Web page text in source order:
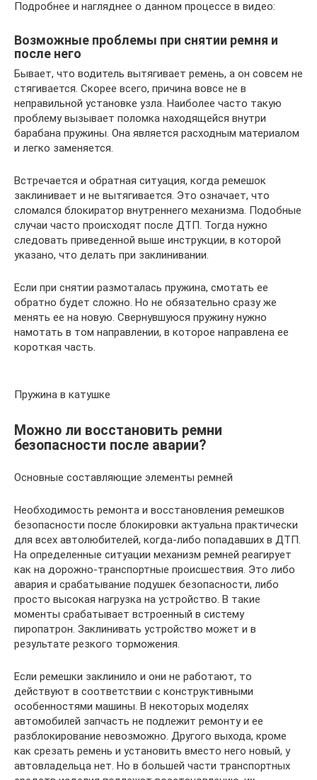
Подробнее и нагляднее о данном процессе в видео:
Возможные проблемы при снятии ремня и
после него
Бывает, что водитель вытягивает ремень, а он совсем не
стягивается. Скорее всего, причина вовсе не в
неправильной установке узла. Наиболее часто такую
проблему вызывает поломка находящейся внутри
барабана пружины. Она является расходным материалом
и легко заменяется.
Встречается и обратная ситуация, когда ремешок
заклинивает и не вытягивается. Это означает, что
сломался блокиратор внутреннего механизма. Подобные
случаи часто происходят после ДТП. Тогда нужно
следовать приведенной выше инструкции, в которой
указано, что делать при заклинивании.
Если при снятии размоталась пружина, смотать ее
обратно будет сложно. Но не обязательно сразу же
менять ее на новую. Свернувшуюся пружину нужно
намотать в том направлении, в которое направлена ее
короткая часть.
Пружина в катушке
Можно ли восстановить ремни
безопасности после аварии?
Основные составляющие элементы ремней
Необходимость ремонта и восстановления ремешков
безопасности после блокировки актуальна практически
для всех автолюбителей, когда-либо попадавших в ДТП.
На определенные ситуации механизм ремней реагирует
как на дорожно-транспортные происшествия. Это либо
авария и срабатывание подушек безопасности, либо
просто высокая нагрузка на устройство. В такие
моменты срабатывает встроенный в систему
пиропатрон. Заклинивать устройство может и в
результате резкого торможения.
Если ремешки заклинило и они не работают, то
действуют в соответствии с конструктивными
особенностями машины. В некоторых моделях
автомобилей запчасть не подлежит ремонту и ее
разблокирование невозможно. Другого выхода, кроме
как срезать ремень и установить вместо него новый, у
автовладельца нет. Но в большей части транспортных